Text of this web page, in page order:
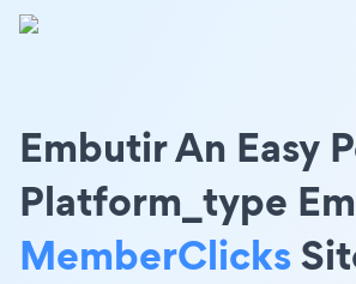
Embutir An Easy
Platform_type
MemberClicks